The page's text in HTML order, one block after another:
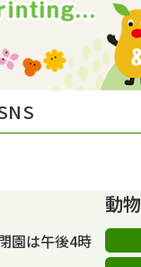
園は午後4時
動